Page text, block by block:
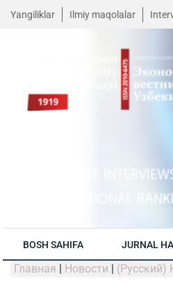
Yangiliklar Ilmiy maqolalar
BOSH SAHIFA JURNAL
Главная | Новости | (Русский)